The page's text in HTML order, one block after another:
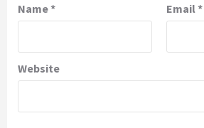
Name* Email *
Website